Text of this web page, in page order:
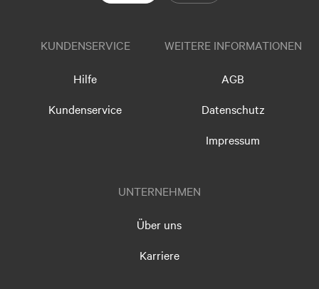
KUNDENSERVICE
Hilfe
Kundenservice
WEITERE INFORMATIONEN
AGB
Datenschutz
Impressum
UNTERNEHMEN
Über uns
Karriere